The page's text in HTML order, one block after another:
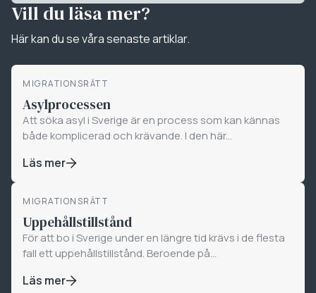
Vill du läsa mer?
Här kan du se våra senaste artiklar.
MIGRATIONSRÄTT
Asylprocessen
Att söka asyl i Sverige är en process som kan kännas
både komplicerad och krävande. I den här...
Läs mer
MIGRATIONSRÄTT
Uppehållstillstånd
För att bo i Sverige under en längre tid krävs i de flesta
fall ett uppehållstillstånd. Beroende på...
Läs mer